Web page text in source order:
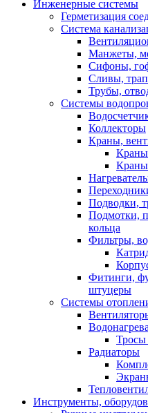
Инженерные системы
Герметизация
Система
Манжеты,
Сифоны,
Сливы,
Трубы,
Системы
Коллекторы
Краны,
Краны
Подводки,
Подмотки,
кольца
Фильтры,
Фитинги,
штуцеры
Системы
Тросы
Радиаторы
Инструменты,